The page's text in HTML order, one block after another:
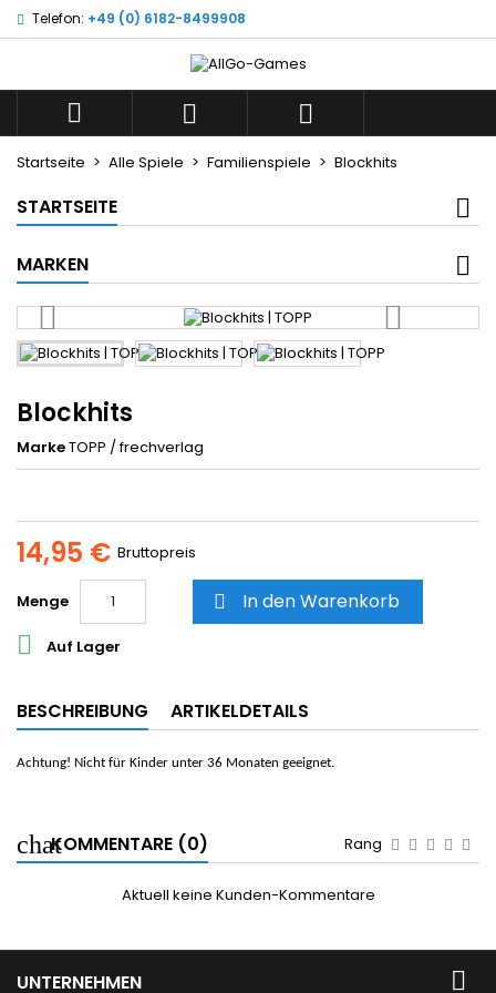
Telefon: +49 (0) 6182-8499908
  
Startseite Alle Spiele Familienspiele Blockhits
STARTSEITE
MARKEN
Blockhits
MarkeTOPP / frechverlag
14,95 € Bruttopreis
Menge  In den Warenkorb
 Auf Lager
BESCHREIBUNG ARTIKELDETAILS
Achtung! Nicht für Kinder unter 36 Monaten geeignet.
KOMMENTARE (0) Rang
Aktuell keine Kunden-Kommentare
UNTERNEHMEN 
Wunschliste ×
add_circle_outline
Neue Liste anlegen
((title)) ×
((label))
Anmelden ×
Sie müssen angemeldet sein, um Artikel Ihrer
Wunschliste hinzufügen zu können.